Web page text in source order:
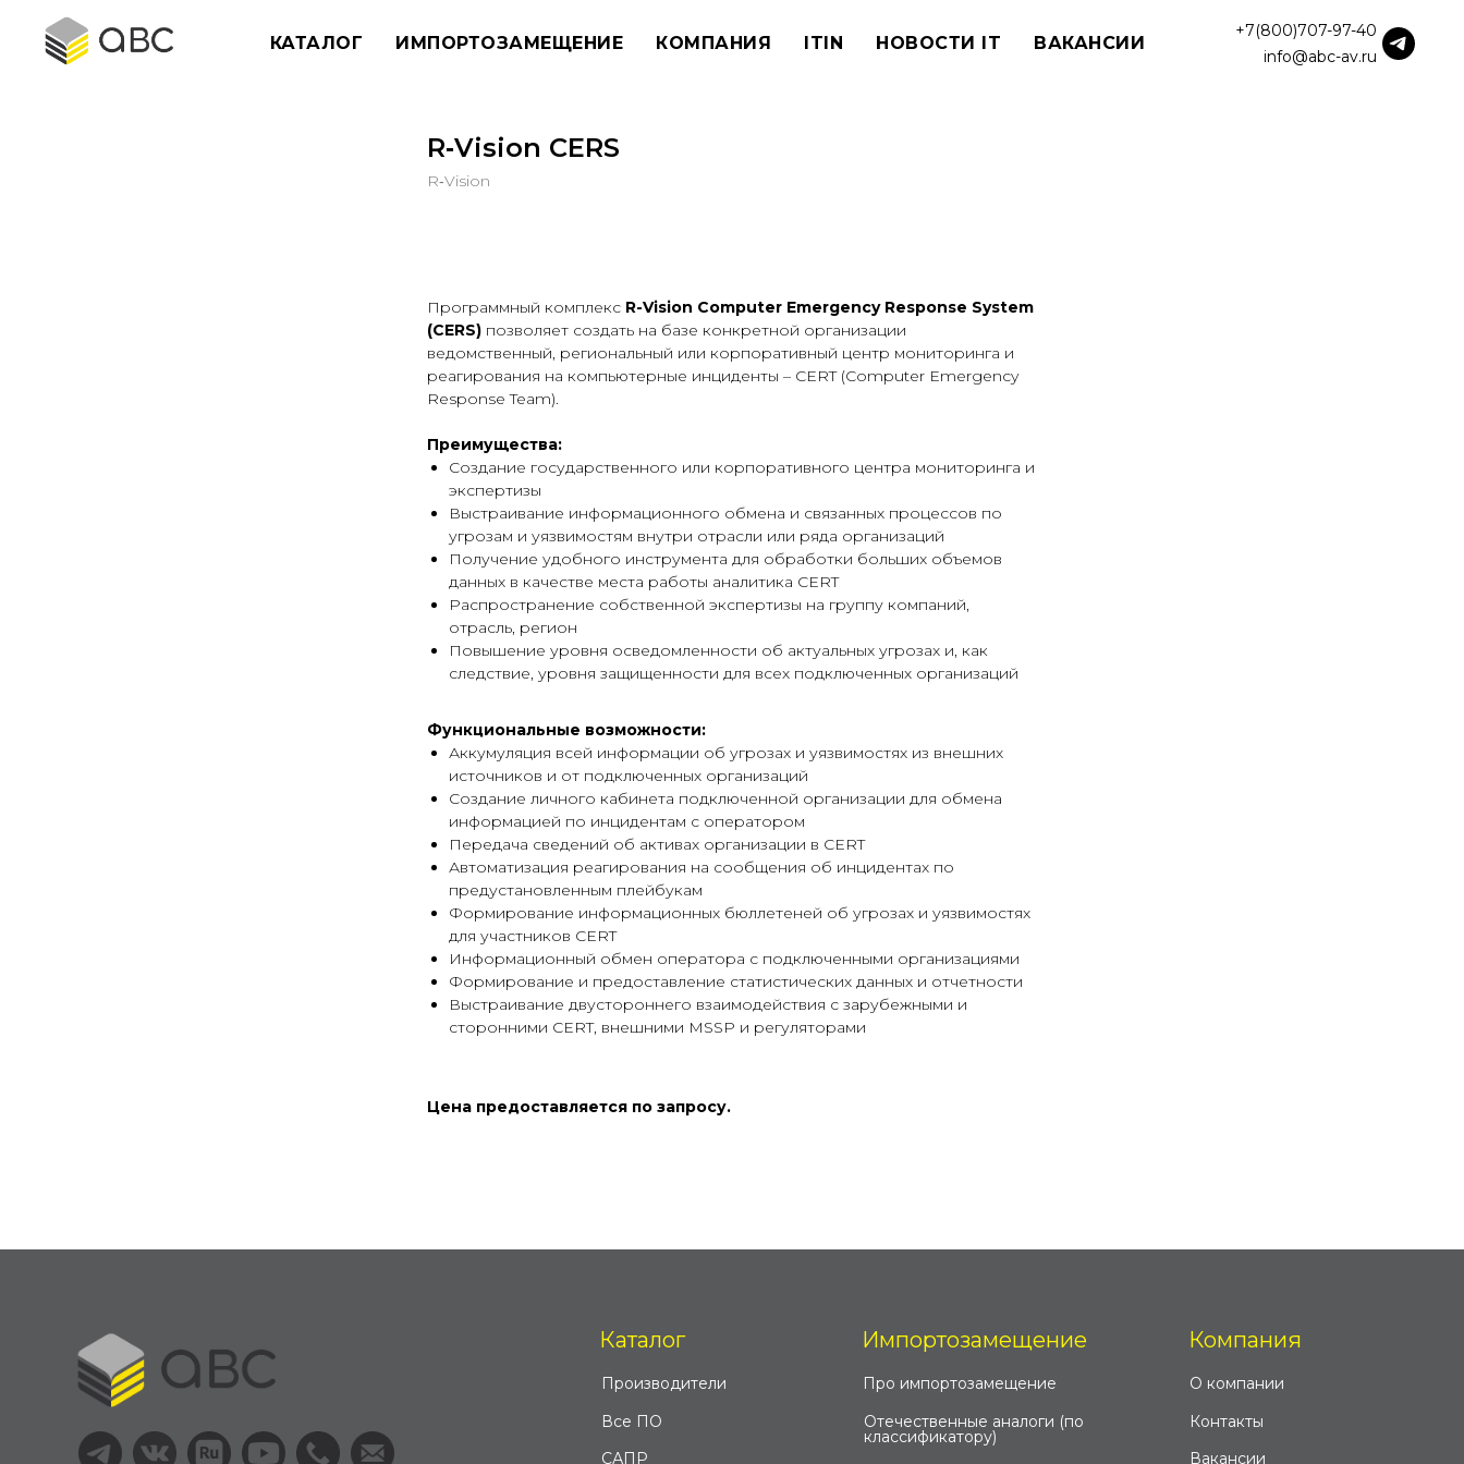
КАТАЛОГ ИМПОРТОЗАМЕЩЕНИЕ КОМПАНИЯ ITIN НОВОСТИ IT ВАКАНСИИ
+7(800)707-97-40
info@abc-av.ru
R‑Vision CERS
R‑Vision
Программный комплекс R-Vision Computer Emergency Response System
(CERS) позволяет создать на базе конкретной организации
ведомственный, региональный или корпоративный центр мониторинга и
реагирования на компьютерные инциденты – CERT (Computer Emergency
Response Team).
Преимущества:
Создание государственного или корпоративного центра мониторинга и
экспертизы
Выстраивание информационного обмена и связанных процессов по
угрозам и уязвимостям внутри отрасли или ряда организаций
Получение удобного инструмента для обработки больших объемов
данных в качестве места работы аналитика CERT
Распространение собственной экспертизы на группу компаний,
отрасль, регион
Повышение уровня осведомленности об актуальных угрозах и, как
следствие, уровня защищенности для всех подключенных организаций
Функциональные возможности:
Аккумуляция всей информации об угрозах и уязвимостях из внешних
источников и от подключенных организаций
Создание личного кабинета подключенной организации для обмена
информацией по инцидентам с оператором
Передача сведений об активах организации в CERT
Автоматизация реагирования на сообщения об инцидентах по
предустановленным плейбукам
Формирование информационных бюллетеней об угрозах и уязвимостях
для участников CERT
Информационный обмен оператора с подключенными организациями
Формирование и предоставление статистических данных и отчетности
Выстраивание двустороннего взаимодействия с зарубежными и
сторонними CERT, внешними MSSP и регуляторами
Цена предоставляется по запросу.
Все ПО
Производители
Каталог
САПР
Про импортозамещение
Импортозамещение
Отечественные аналоги (по
классификатору)
Контакты
О компании
Компания
Вакансии